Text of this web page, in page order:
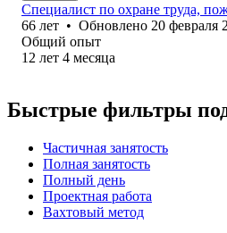
Специалист по охране труда,
66 лет • Обновлено 20 февраля
Общий опыт
12 лет 4 месяца
Быстрые фильтры
Частичная занятость
Полная занятость
Полный день
Проектная работа
Вахтовый метод